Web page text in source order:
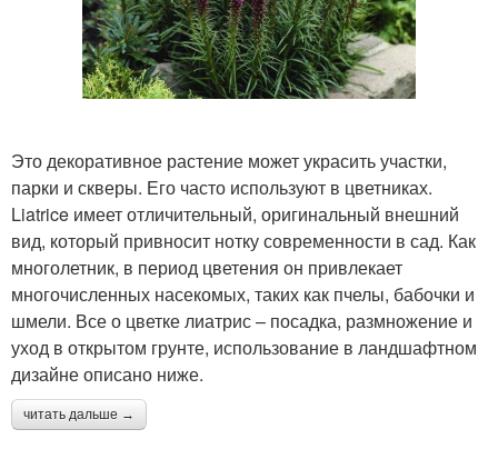
Это декоративное растение может украсить участки,
парки и скверы. Его часто используют в цветниках.
Liatrice имеет отличительный, оригинальный внешний
вид, который привносит нотку современности в сад. Как
многолетник, в период цветения он привлекает
многочисленных насекомых, таких как пчелы, бабочки и
шмели. Все о цветке лиатрис – посадка, размножение и
уход в открытом грунте, использование в ландшафтном
дизайне описано ниже.
читать дальше →